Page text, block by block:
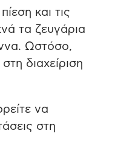
και τις
τα ζευγάρια
Ωστόσο,
διαχείριση
να
στη